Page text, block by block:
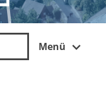
Menü